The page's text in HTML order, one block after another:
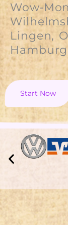
Lingen,
Start Now